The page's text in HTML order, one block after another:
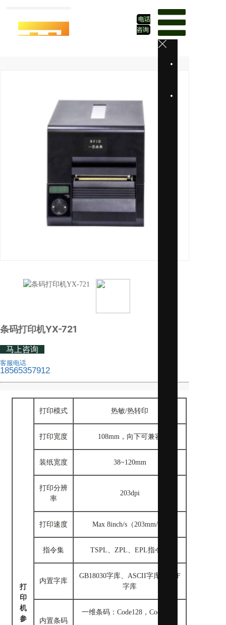
电话
咨询
条码打印机YX-721
马上咨询
客服电话
18565357912
打
印
机
参
打印模式 热敏/热转印
打印宽度 108mm，向下可兼容
装纸宽度 38~120mm
打印分辨
率
203dpi
打印速度 Max 8inch/s（203mm/s）
指令集 TSPL、ZPL、EPL指令集
内置字库
GB18030字库、ASCII字库、TTF
字库
内置条码
一维条码：Code128，Code39等